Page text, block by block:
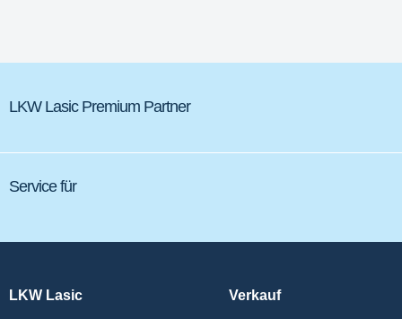
LKW Lasic Premium Partner
Service für
LKW Lasic Verkauf